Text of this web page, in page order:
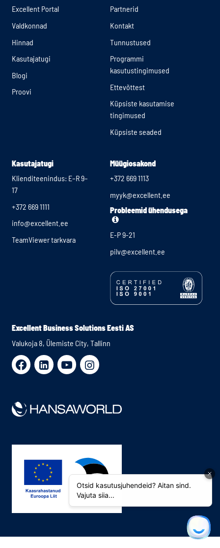
Excellent Portal
Valdkonnad
Hinnad
Kasutajatugi
Blogi
Proovi
Partnerid
Kontakt
Tunnustused
Programmi
kasutustingimused
Ettevõttest
Küpsiste kasutamise
tingimused
Küpsiste seaded
Kasutajatugi
Klienditeenindus: E–R 9–
17
+372 669 1111
info@excellent.ee
TeamViewer tarkvara
Müügiosakond
+372 669 1113
myyk@excellent.ee
Probleemid ühendusega
E-P 9-21
pilv@excellent.ee
Excellent Business Solutions Eesti AS
Valukoja 8, Ülemiste City, Tallinn